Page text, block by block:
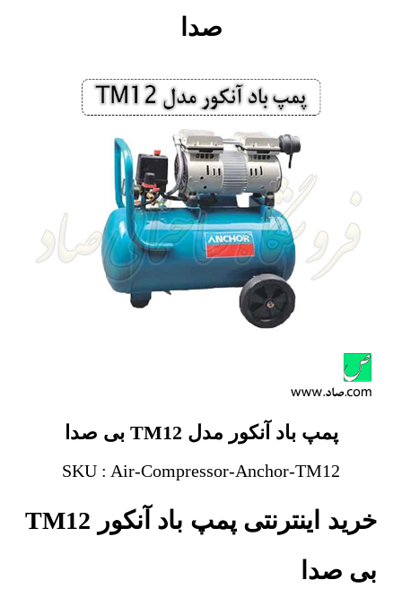
صدا
پمپ باد آنکور مدل TM12 بی صدا
SKU : Air-Compressor-Anchor-TM12
خرید اینترنتی پمپ باد آنکور TM12
بی صدا